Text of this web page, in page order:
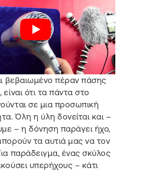
βεβαιωμένο πέραν πάσης
ότι τα πάντα στο
σε μια προσωπική
Όλη η ύλη δονείται και –
– η δόνηση παράγει ήχο,
τα αυτιά μας να τον
παράδειγμα, ένας σκύλος
υπερήχους – κάτι